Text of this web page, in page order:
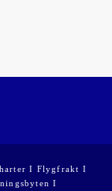
I Flygfrakt I
I